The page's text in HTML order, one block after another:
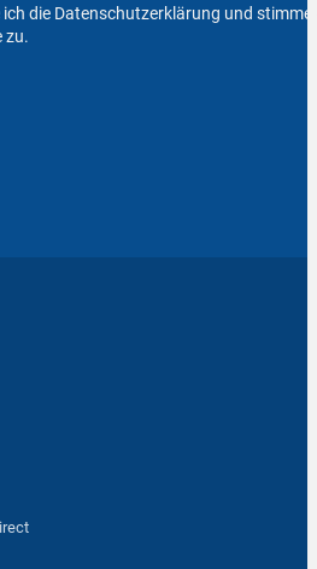
die Datenschutzerklärung und
zu.